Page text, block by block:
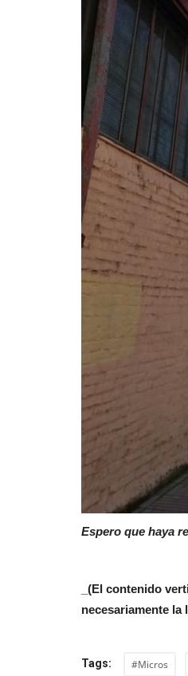
Espero que haya
_(El contenido
necesariamente
Tags: #Micros